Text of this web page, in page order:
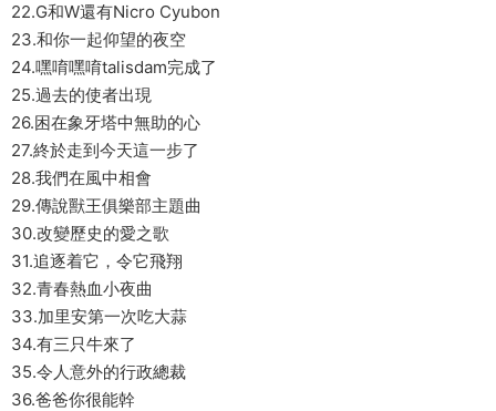
22.G和W還有Nicro Cyubon
23.和你一起仰望的夜空
24.嘿唷嘿唷talisdam完成了
25.過去的使者出現
26.困在象牙塔中無助的心
27.終於走到今天這一步了
28.我們在風中相會
29.傳說獸王俱樂部主題曲
30.改變歷史的愛之歌
31.追逐着它，令它飛翔
32.青春熱血小夜曲
33.加里安第一次吃大蒜
34.有三只牛來了
35.令人意外的行政總裁
36.爸爸你很能幹